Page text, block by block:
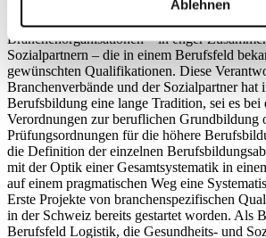
Ablehnen
grosser Bedeutung für die Positionierung der
in einem nationalen Qualifikationsrahmen.
Branchenorganisationen – in enger
Sozialpartnern – die in einem Berufsfeld
gewünschten Qualifikationen. Diese
Branchenverbände und der Sozialpartner hat
Berufsbildung eine lange Tradition, sei es bei
Verordnungen zur beruflichen Grundbildung
Prüfungsordnungen für die höhere
die Definition der einzelnen
mit der Optik einer Gesamtsystematik in
auf einem pragmatischen Weg eine
Erste Projekte von branchenspezifischen
in der Schweiz bereits gestartet worden. Als
Berufsfeld Logistik, die Gesundheits- und